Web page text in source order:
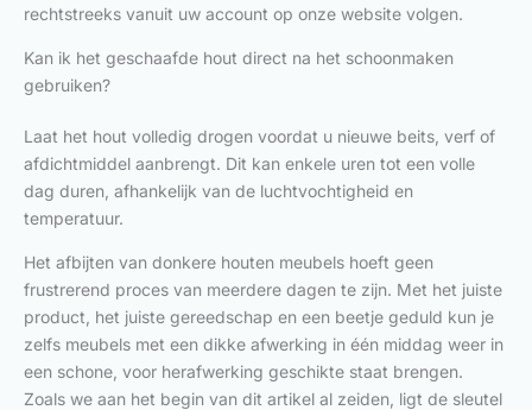
rechtstreeks vanuit uw account op onze website volgen.
Kan ik het geschaafde hout direct na het schoonmaken
gebruiken?
Laat het hout volledig drogen voordat u nieuwe beits, verf of
afdichtmiddel aanbrengt. Dit kan enkele uren tot een volle
dag duren, afhankelijk van de luchtvochtigheid en
temperatuur.
Het afbijten van donkere houten meubels hoeft geen
frustrerend proces van meerdere dagen te zijn. Met het juiste
product, het juiste gereedschap en een beetje geduld kun je
zelfs meubels met een dikke afwerking in één middag weer in
een schone, voor herafwerking geschikte staat brengen.
Zoals we aan het begin van dit artikel al zeiden, ligt de sleutel